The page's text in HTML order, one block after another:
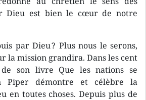
Dieu est bien le cœur de notre
par Dieu ? Plus nous le serons,
la mission grandira. Dans les cent
son livre Que les nations se
Piper démontre et célèbre la
en toutes choses. Depuis plus de